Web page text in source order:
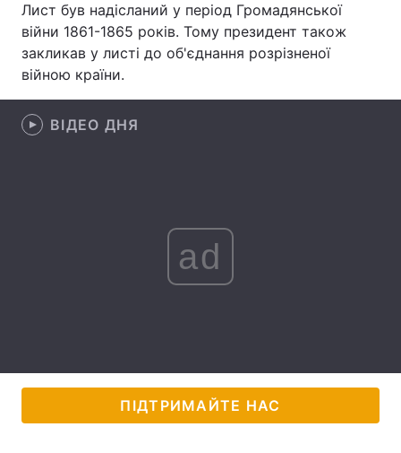
Економіка Світ
Спорт Наука
Зброя
Регіони
Архів Вакансії
Лист був надісланий у період Громадянської
війни 1861-1865 років. Тому президент також
закликав у листі до об'єднання розрізненої
війною країни.
ВІДЕО ДНЯ
ad
ПІДТРИМАЙТЕ НАС